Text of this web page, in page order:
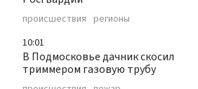
происшествия регионы
10:01
В Подмосковье дачник скосил
триммером газовую трубу